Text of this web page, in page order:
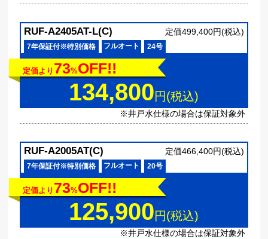
RUF-A2405AT-L(C) 定価499,400円(税込)
7年保証付※特別価格 フルオート 24号
定価より 73%OFF!!
134,800円(税込)
※井戸水仕様の場合は保証対象外
RUF-A2005AT(C) 定価466,400円(税込)
7年保証付※特別価格 フルオート 20号
定価より 73%OFF!!
125,900円(税込)
※井戸水仕様の場合は保証対象外